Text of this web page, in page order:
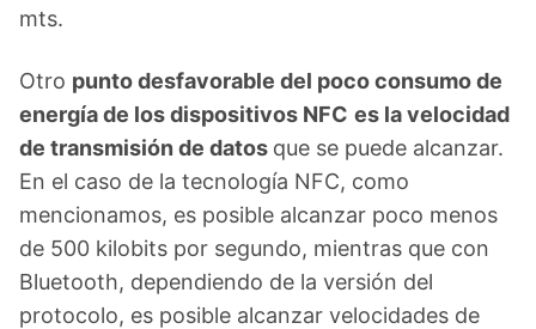
mts.
Otro punto desfavorable del poco consumo de
energía de los dispositivos NFC es la velocidad
de transmisión de datos que se puede alcanzar.
En el caso de la tecnología NFC, como
mencionamos, es posible alcanzar poco menos
de 500 kilobits por segundo, mientras que con
Bluetooth, dependiendo de la versión del
protocolo, es posible alcanzar velocidades de